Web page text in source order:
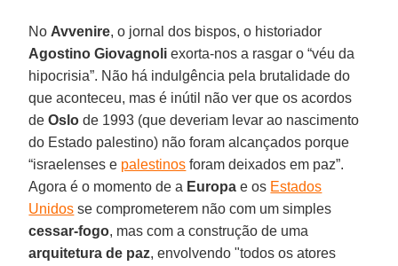
No Avvenire, o jornal dos bispos, o historiador
Agostino Giovagnoli exorta-nos a rasgar o “véu da
hipocrisia”. Não há indulgência pela brutalidade do
que aconteceu, mas é inútil não ver que os acordos
deOslo de 1993 (que deveriam levar ao nascimento
do Estado palestino) não foram alcançados porque
“israelenses e palestinos foram deixados em paz”.
Agora é o momento de a Europa e os Estados
Unidos se comprometerem não com um simples
cessar-fogo, mas com a construção de uma
arquitetura de paz, envolvendo "todos os atores